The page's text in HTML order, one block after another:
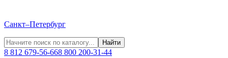
Санкт–Петербург
Найти
8 812 679-56-668 800 200-31-44